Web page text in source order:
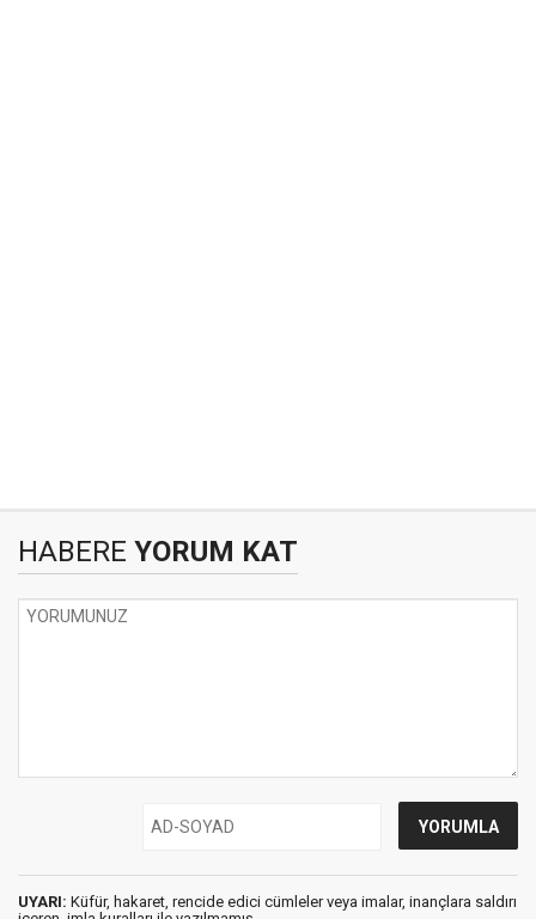
HABERE YORUM KAT
UYARI: Küfür, hakaret, rencide edici cümleler veya imalar, inançlara saldırı